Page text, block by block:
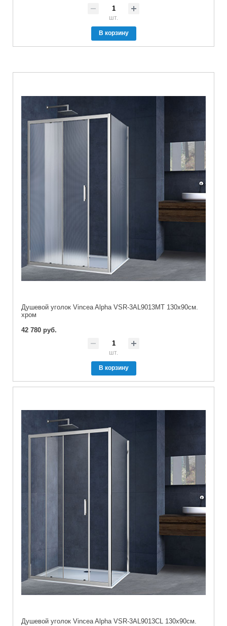
шт.
В корзину
Душевой уголок Vincea Alpha VSR-3AL9013MT 130х90см.
хром
42 780 руб.
шт.
В корзину
Душевой уголок Vincea Alpha VSR-3AL9013CL 130х90см.